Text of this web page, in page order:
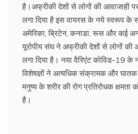
है।अफ्रीकी देशों से लोगों की आवाजाही
लगा दिया है इस वायरस के नये स्वरूप के
अमेरिका, ब्रिटेन, कनाडा, रूस और कई
यूरोपीय संघ ने अफ्रीकी देशों से लोगों की
लगा दिया है। नया वैरिएंट कोविड-19 के
विशेषज्ञों ने अत्यधिक संक्रामक और घातक
मनुष्य के शरीर की रोग प्रतिरोधक क्षमता
है।